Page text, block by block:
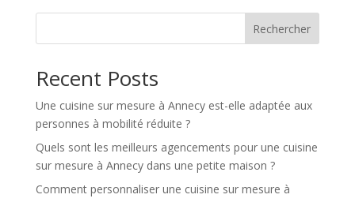
e
:
Rechercher
Recent Posts
Une cuisine sur mesure à Annecy est-elle adaptée aux
personnes à mobilité réduite ?
Quels sont les meilleurs agencements pour une cuisine
sur mesure à Annecy dans une petite maison ?
Comment personnaliser une cuisine sur mesure à